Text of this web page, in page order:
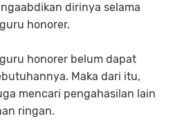
dirinya selama
honorer.
honorer belum dapat
Maka dari itu,
mencari pengahasilan lain
ringan.